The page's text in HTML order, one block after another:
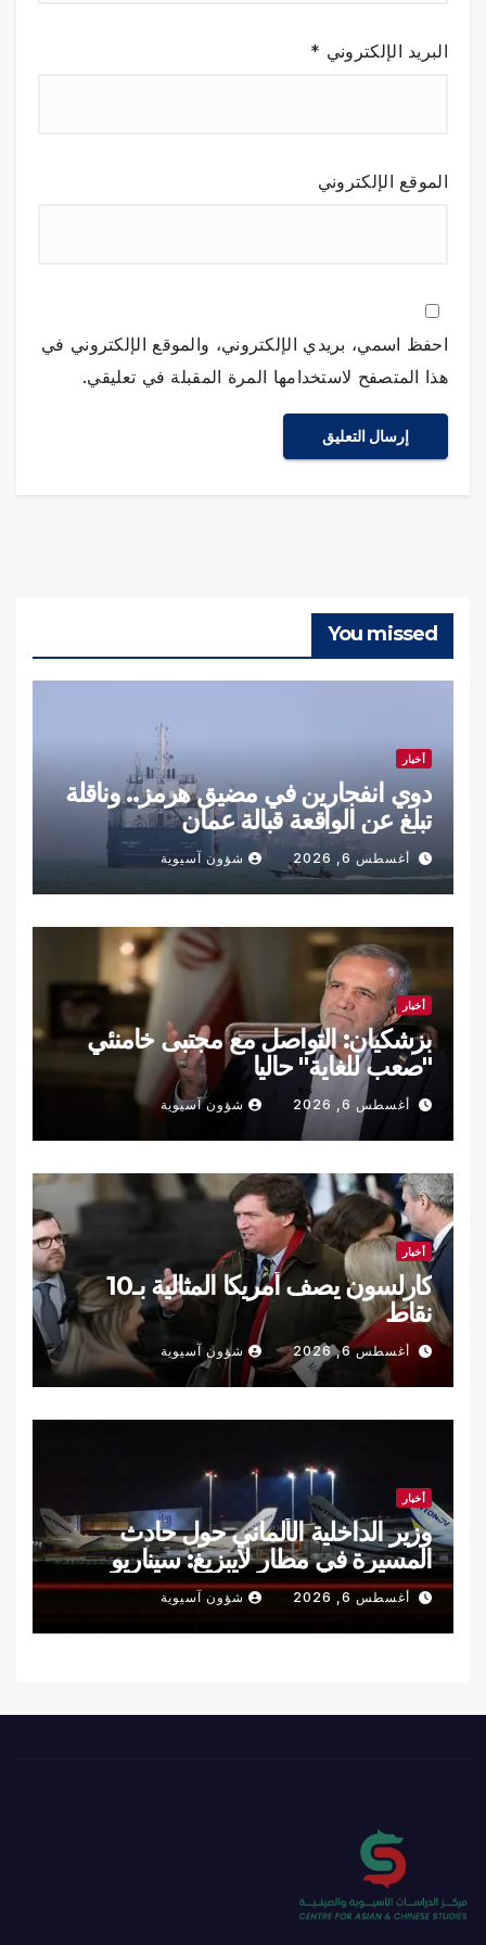
البريد الإلكتروني *
الموقع الإلكتروني
احفظ اسمي، بريدي الإلكتروني، والموقع الإلكتروني في
هذا المتصفح لاستخدامها المرة المقبلة في تعليقي.
You missed
أخبار
دوي انفجارين في مضيق هرمز.. وناقلة
تبلغ عن الواقعة قبالة عمان
أغسطس 6, 2026 شؤون آسيوية
أخبار
بزشكيان: التواصل مع مجتبى خامنئي
"صعب للغاية" حاليا
أغسطس 6, 2026 شؤون آسيوية
أخبار
كارلسون يصف أمريكا المثالية بـ10
نقاط
أغسطس 6, 2026 شؤون آسيوية
أخبار
وزير الداخلية الألماني حول حادث
المسيرة في مطار لايبزيغ: سيناريو
هجوم هجين
أغسطس 6, 2026 شؤون آسيوية